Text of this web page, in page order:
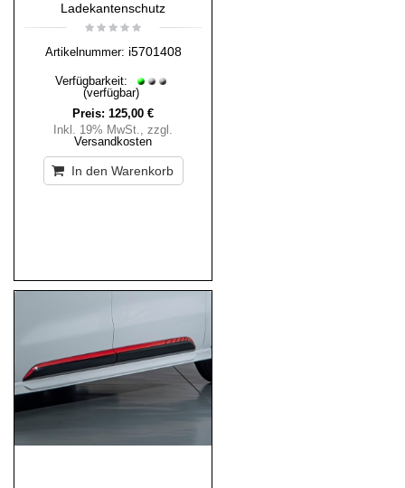
Ladekantenschutz
Artikelnummer: i5701408
Verfügbarkeit:
(verfügbar)
Preis: 125,00 €
Inkl. 19% MwSt., zzgl.
Versandkosten
In den Warenkorb